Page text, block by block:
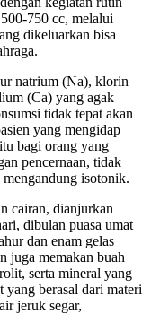
750 cc, melalui
dikeluarkan bisa
natrium (Na), klorin
(Ca) yang agak
tidak tepat akan
yang mengidap
bagi orang yang
pencernaan, tidak
isotonik.
cairan, dianjurkan
dibulan puasa umat
dan enam gelas
juga memakan buah
serta mineral yang
berasal dari materi
jeruk segar,